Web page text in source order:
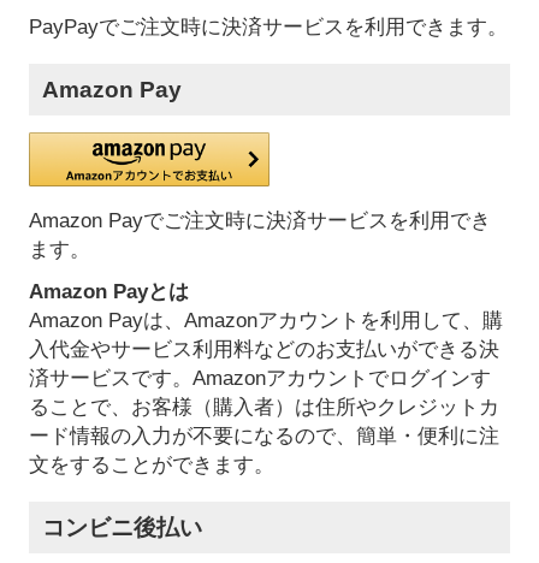
PayPayでご注文時に決済サービスを利用できます。
Amazon Pay
Amazon Payでご注文時に決済サービスを利用でき
ます。
Amazon Payとは
Amazon Payは、Amazonアカウントを利用して、購
入代金やサービス利用料などのお支払いができる決
済サービスです。Amazonアカウントでログインす
ることで、お客様（購入者）は住所やクレジットカ
ード情報の入力が不要になるので、簡単・便利に注
文をすることができます。
コンビニ後払い